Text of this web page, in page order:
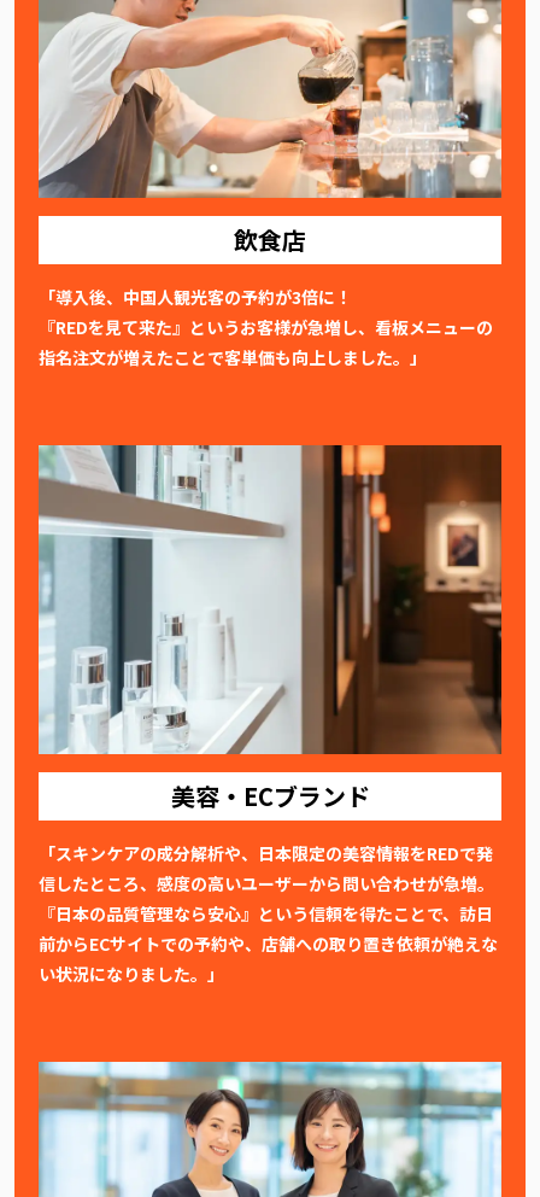
飲食店
「導入後、中国人観光客の予約が3倍に！
『REDを見て来た』というお客様が急増し、看板メニューの
指名注文が増えたことで客単価も向上しました。」
美容・ECブランド
「スキンケアの成分解析や、日本限定の美容情報をREDで発
信したところ、感度の高いユーザーから問い合わせが急増。
『日本の品質管理なら安心』という信頼を得たことで、訪日
前からECサイトでの予約や、店舗への取り置き依頼が絶えな
い状況になりました。」